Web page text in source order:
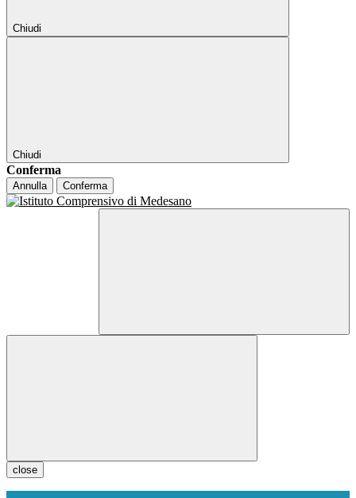
Chiudi
Chiudi
Conferma
Annulla Conferma
close